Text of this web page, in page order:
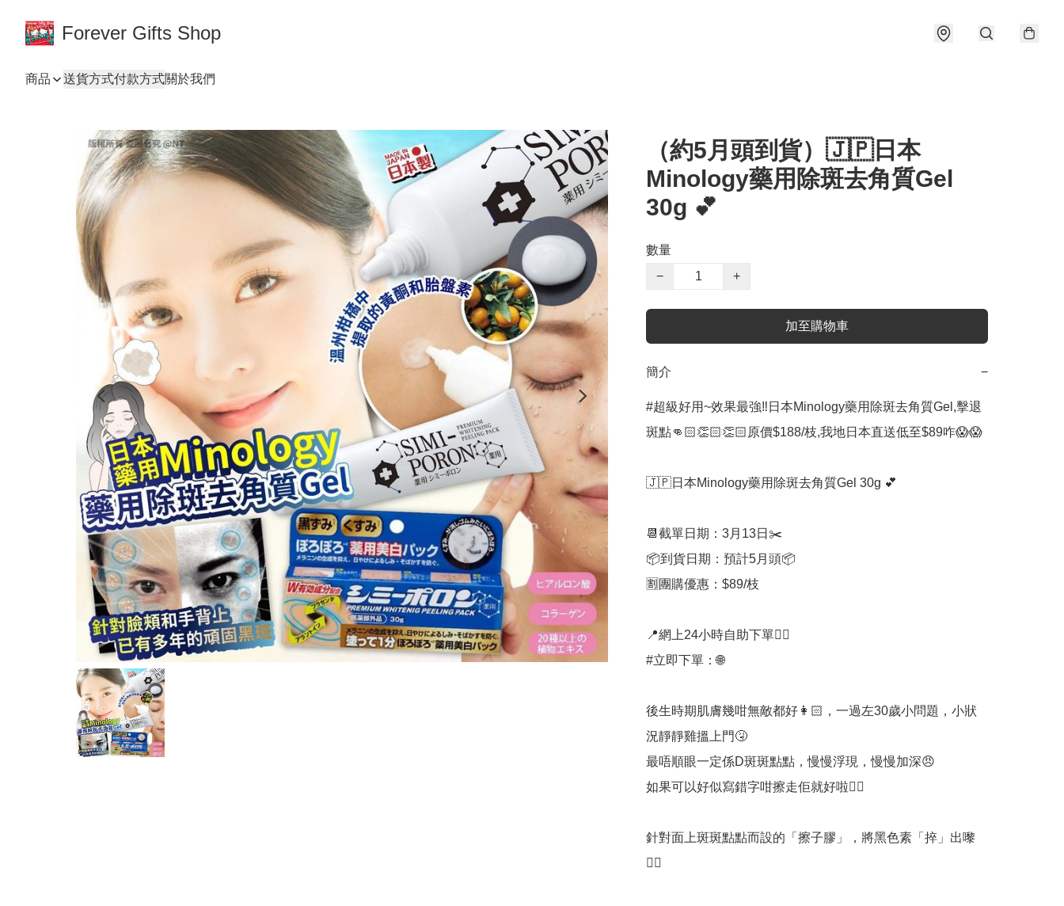
Forever Gifts Shop
商品 送貨方式付款方式關於我們
（約5月頭到貨）🇯🇵日本
Minology藥用除斑去角質Gel
30g 💕
數量
−
+
加至購物車
簡介 −
#超級好用~效果最強‼️日本Minology藥用除斑去角質Gel,擊退
斑點👊🏻👏🏻👏🏻原價$188/枝,我地日本直送低至$89咋😱😱
🇯🇵日本Minology藥用除斑去角質Gel 30g 💕
📆截單日期：3月13日✂️
📦到貨日期：預計5月頭📦
🈹團購優惠：$89/枝
📍網上24小時自助下單👍🏻
#立即下單：🌐
後生時期肌膚幾咁無敵都好👩🏻，一過左30歲小問題，小狀
況靜靜雞搵上門🤧
最唔順眼一定係D斑斑點點，慢慢浮現，慢慢加深😠
如果可以好似寫錯字咁擦走佢就好啦😮‍💨
針對面上斑斑點點而設的「擦子膠」，將黑色素「捽」出嚟
✋🏻